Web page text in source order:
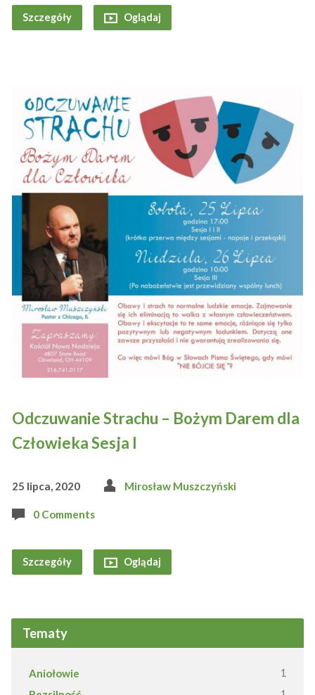
Szczegóły Oglądaj
Odczuwanie Strachu – Bożym Darem dla
Człowieka Sesja I
25 lipca, 2020 Mirosław Muszczyński
0 Comments
Szczegóły Oglądaj
Tematy
Aniołowie 1